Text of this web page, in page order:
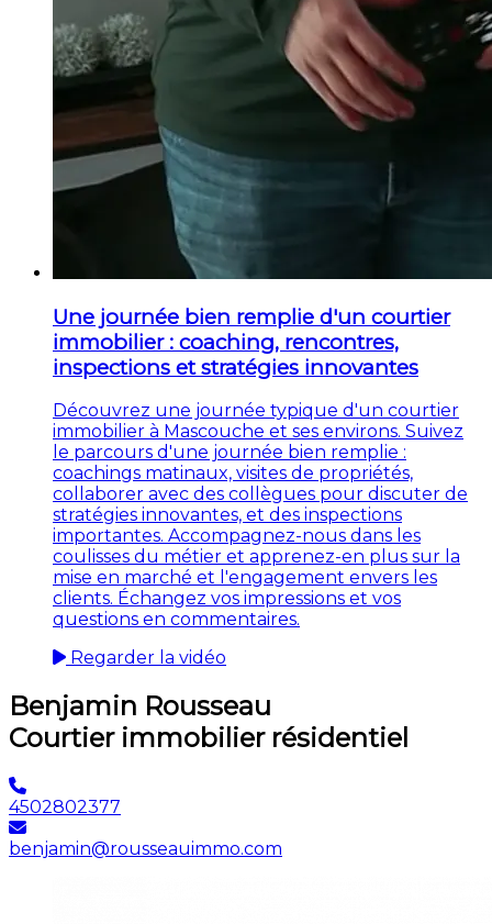
Une journée bien remplie d'un courtier
immobilier : coaching, rencontres,
inspections et stratégies innovantes
Découvrez une journée typique d'un courtier
immobilier à Mascouche et ses environs. Suivez
le parcours d'une journée bien remplie :
coachings matinaux, visites de propriétés,
collaborer avec des collègues pour discuter de
stratégies innovantes, et des inspections
importantes. Accompagnez-nous dans les
coulisses du métier et apprenez-en plus sur la
mise en marché et l'engagement envers les
clients. Échangez vos impressions et vos
questions en commentaires.
Regarder la vidéo
Benjamin Rousseau
Courtier immobilier résidentiel
4502802377
benjamin@rousseauimmo.com